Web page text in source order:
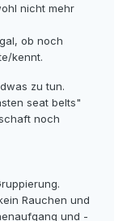
nicht mehr
ob noch
kennt.
zu tun.
seat belts"
noch
Rauchen und
und -